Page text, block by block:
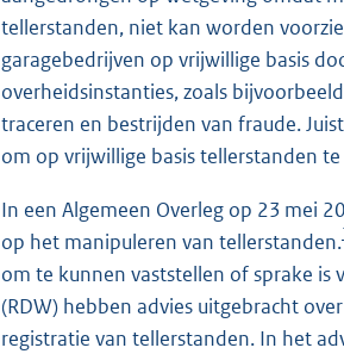
tellerstanden, niet kan worden
garagebedrijven op vrijwillige basis
overheidsinstanties, zoals
traceren en bestrijden van fraude.
om op vrijwillige basis tellerstanden
In een Algemeen Overleg op 23 mei
op het manipuleren van tellerstanden.
om te kunnen vaststellen of sprake is
(RDW) hebben advies uitgebracht
registratie van tellerstanden. In het